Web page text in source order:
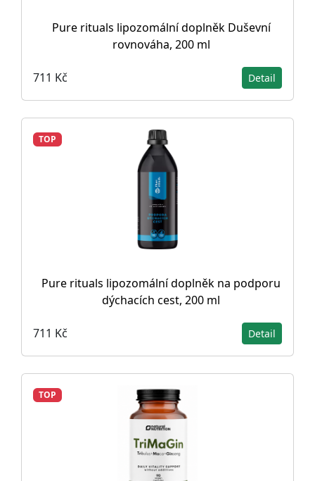
Pure rituals lipozomální doplněk Duševní
rovnováha, 200 ml
711 Kč Detail
TOP
Pure rituals lipozomální doplněk na podporu
dýchacích cest, 200 ml
711 Kč Detail
TOP